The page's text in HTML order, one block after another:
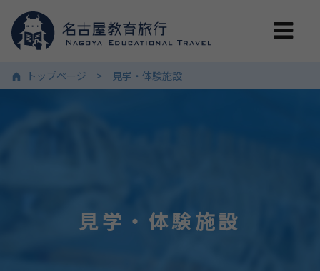
トップページ 見学・体験施設
見学・体験施設